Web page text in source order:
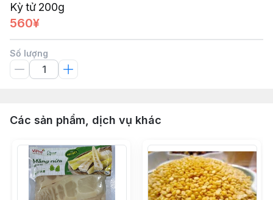
Kỳ tử 200g
560¥
Số lượng
Các sản phẩm, dịch vụ khác